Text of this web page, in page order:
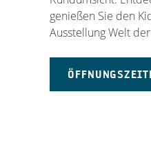
genießen Sie den
Ausstellung Welt